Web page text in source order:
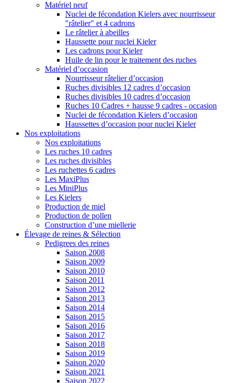
Matériel neuf
Nuclei de fécondation Kielers avec nourrisseur
"râtelier" et 4 cadrons
Le râtelier à abeilles
Haussette pour nuclei Kieler
Les cadrons pour Kieler
Huile de lin pour le traitement des ruches
Matériel d’occasion
Nourrisseur râtelier d’occasion
Ruches divisibles 12 cadres d’occasion
Ruches divisibles 10 cadres d’occasion
Ruches 10 Cadres + hausse 9 cadres - occasion
Nuclei de fécondation Kielers d’occasion
Haussettes d’occasion pour nuclei Kieler
Nos exploitations
Nos exploitations
Les ruches 10 cadres
Les ruches divisibles
Les ruchettes 6 cadres
Les MaxiPlus
Les MiniPlus
Les Kielers
Production de miel
Production de pollen
Construction d’une miellerie
Élevage de reines & Sélection
Pedigrees des reines
Saison 2008
Saison 2009
Saison 2010
Saison 2011
Saison 2012
Saison 2013
Saison 2014
Saison 2015
Saison 2016
Saison 2017
Saison 2018
Saison 2019
Saison 2020
Saison 2021
Saison 2022